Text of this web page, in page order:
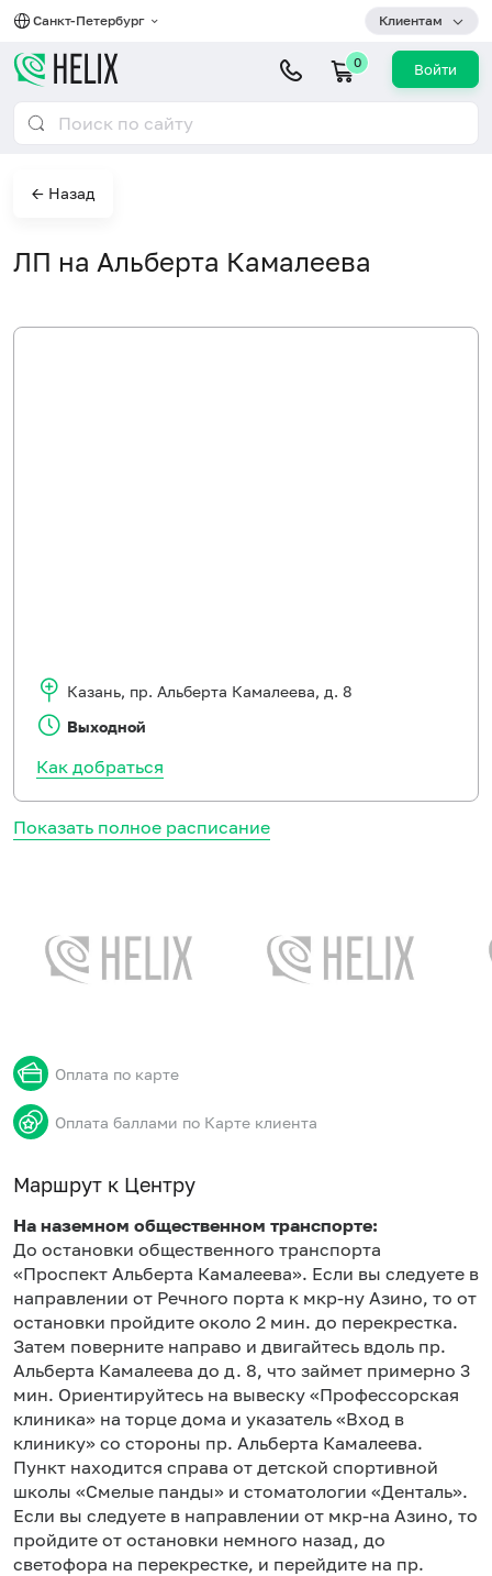
Санкт-Петербург Клиентам
0 Войти
← Назад
ЛП на Альберта Камалеева
Показать полное расписание
Оплата по карте
Оплата баллами по Карте клиента
Маршрут к Центру
На наземном общественном транспорте:
До остановки общественного транспорта
«Проспект Альберта Камалеева». Если вы следуете в
направлении от Речного порта к мкр-ну Азино, то от
остановки пройдите около 2 мин. до перекрестка.
Затем поверните направо и двигайтесь вдоль пр.
Альберта Камалеева до д. 8, что займет примерно 3
мин. Ориентируйтесь на вывеску «Профессорская
клиника» на торце дома и указатель «Вход в
клинику» со стороны пр. Альберта Камалеева.
Пункт находится справа от детской спортивной
школы «Смелые панды» и стоматологии «Денталь».
Если вы следуете в направлении от мкр-на Азино, то
пройдите от остановки немного назад, до
светофора на перекрестке, и перейдите на пр.
Казань, пр. Альберта Камалеева, д. 8
Выходной
Как добраться